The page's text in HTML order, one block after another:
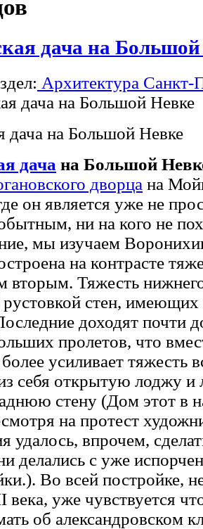
дача на
Архитектура Санкт-
дача на Большой Невке
дача на Большой
дворца на
он является уже не
ни на кого не
мы изучаем
на контрасте
вторым. Тяжесть
стен, имеющих
доходят почти
пролетов, что
усиливает тяжесть
себя открытую лоджу
стену (Дом этот в
на протест
удалось, впрочем,
делались с уже
Во всей постройке,
века, уже чувствуется
об александровском